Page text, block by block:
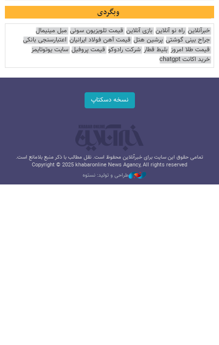
وبگردی
خبرآنلاین راه نو آنلاین بازی آنلاین قیمت تلویزیون سونی مبل مینیمال
جراح بینی گوشتی پرشین هتل قیمت آهن فولاد ایرانیان اعتبارسنجی بانکی
قیمت طلا امروز بلیط قطار شرکت رادوکو قیمت پروفیل سایت یوتوتایمز
خرید اکانت chatgpt
نسخه دسکتاپ
تمامی حقوق این سایت برای خبرآنلاین محفوظ است. نقل مطالب با ذکر منبع بلامانع است.
Copyright © 2025 khabaronline News Agancy, All rights reserved
طراحی و تولید: نستوه